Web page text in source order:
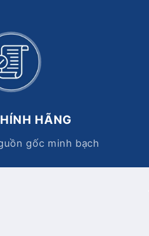
HÃNG
gốc minh bạch